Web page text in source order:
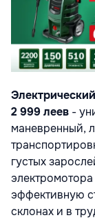
2 999 леев -
маневренный,
густых
эффективную
склонах и в